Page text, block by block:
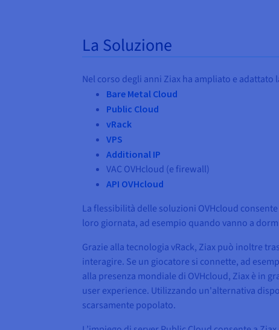
La Soluzione
Nel corso degli anni Ziax ha ampliato e
Bare Metal Cloud
Public Cloud
vRack
VPS
Additional IP
VAC OVHcloud (e firewall)
API OVHcloud
La flessibilità delle soluzioni OVHcloud
loro giornata, ad esempio quando vanno a
Grazie alla tecnologia vRack, Ziax può inoltre
interagire. Se un giocatore si connette, ad
alla presenza mondiale di OVHcloud, Ziax è in
user experience. Utilizzando un'alternativa
scarsamente popolato.